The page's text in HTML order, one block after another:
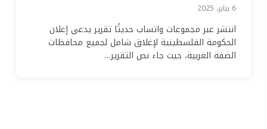
6 يناير، 2025
انتشر عبر مجموعات واتساب حديثًا تقرير يدعي إعلان
الحكومة الفلسطينية لإغلاق شامل لجميع محافظات
الضفة الغربية، حيث جاء نص التقرير…